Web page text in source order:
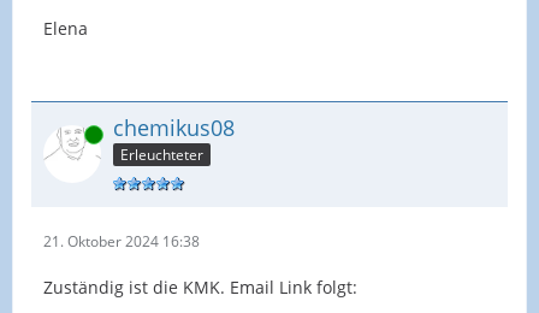
Elena
Online chemikus08
Erleuchteter
21. Oktober 2024 16:38
Zuständig ist die KMK. Email Link folgt: